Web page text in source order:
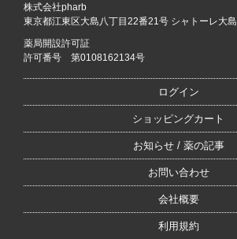
株式会社pharb
東京都江東区大島八丁目22番21号 シャトーレ大
薬局開設許可証
許可番号 第0108162134号
ログイン
ショッピングカート
お知らせ / 薬の記事
お問い合わせ
会社概要
利用規約